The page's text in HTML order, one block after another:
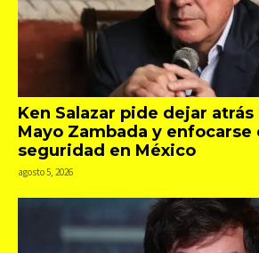
Ken Salazar pide dejar atrás
Mayo Zambada y enfocarse
seguridad en México
agosto 5, 2026